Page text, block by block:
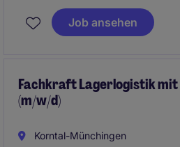
reibungslos funktioniert. Dabei
internen Teams und externen
Job ansehen
Fachkraft Lagerlogistik
(m/w/d)
Korntal-Münchingen